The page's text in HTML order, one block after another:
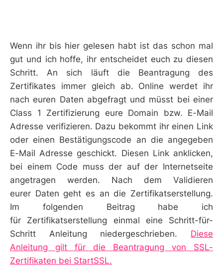
Wenn ihr bis hier gelesen habt ist das schon mal
gut und ich hoffe, ihr entscheidet euch zu diesen
Schritt. An sich läuft die Beantragung des
Zertifikates immer gleich ab. Online werdet ihr
nach euren Daten abgefragt und müsst bei einer
Class 1 Zertifizierung eure Domain bzw. E-Mail
Adresse verifizieren. Dazu bekommt ihr einen Link
oder einen Bestätigungscode an die angegeben
E-Mail Adresse geschickt. Diesen Link anklicken,
bei einem Code muss der auf der Internetseite
angetragen werden. Nach dem Validieren
eurer Daten geht es an die Zertifikatserstellung.
Im folgenden Beitrag habe ich
für Zertifikatserstellung einmal eine Schritt-für-
Schritt Anleitung niedergeschrieben. Diese
Anleitung gilt für die Beantragung von SSL-
Zertifikaten bei StartSSL.